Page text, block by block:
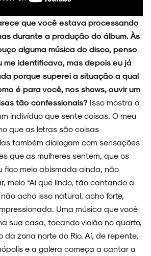
que você estava processando
durante a produção do álbum. Às
alguma música do disco, penso
me identificava, mas depois eu já
porque superei a situação a qual
é para você, nos shows, ouvir um
tão confessionais? Isso mostra o
indivíduo que sente coisas. O meu
que as letras são coisas
também dialogam com sensações
que as mulheres sentem, que os
fico meio abismada ainda, não
meio “Ai que lindo, tão cantando a
não acho isso natural, acho forte,
Uma música que você
sua casa, tocando violão no quarto,
da zona norte do Rio. Aí, de repente,
e a galera começa a cantar a